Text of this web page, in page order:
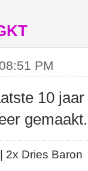
PM
10
2x Dries Baron